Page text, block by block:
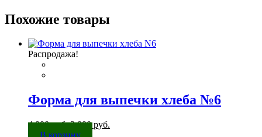
Похожие товары
Распродажа!
Форма для выпечки хлеба №6
4 000руб.Первоначальная
цена
3 000руб.